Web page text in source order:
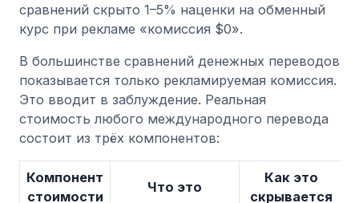
сравнений скрыто 1–5% наценки на обменный
курс при рекламе «комиссия $0».
В большинстве сравнений денежных переводов
показывается только рекламируемая комиссия.
Это вводит в заблуждение. Реальная
стоимость любого международного перевода
состоит из трёх компонентов:
Компонент
стоимости
Что это
Как это
скрывается